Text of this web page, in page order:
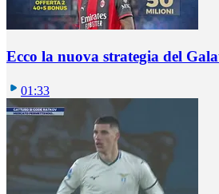
Ecco la nuova strategia del
01:33